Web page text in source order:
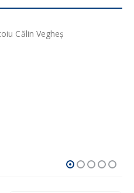
Călin Vegheș